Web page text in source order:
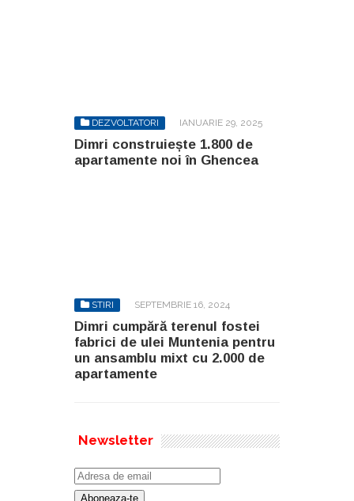
DEZVOLTATORI IANUARIE 29, 2025
Dimri construiește 1.800 de
apartamente noi în Ghencea
STIRI SEPTEMBRIE 16, 2024
Dimri cumpără terenul fostei
fabrici de ulei Muntenia pentru
un ansamblu mixt cu 2.000 de
apartamente
Newsletter